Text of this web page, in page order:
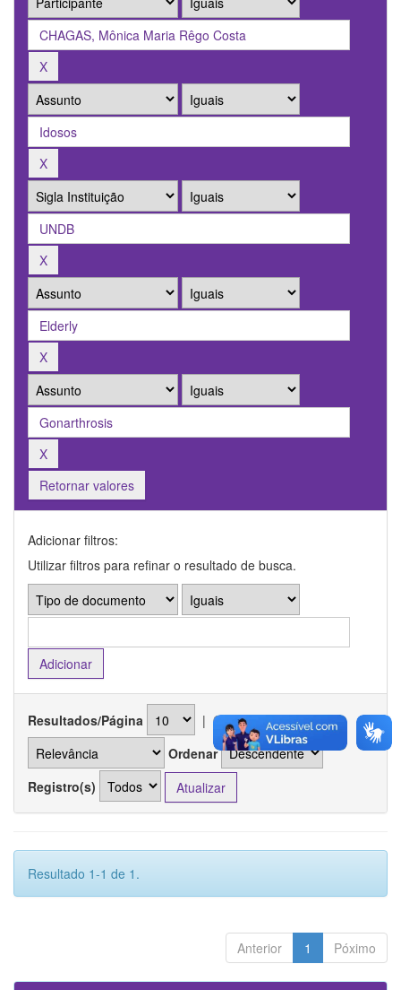
Retornar valores
Adicionar filtros:
Utilizar filtros para refinar o resultado de busca.
Resultados/Página | Ordenar registros por
Ordenar
Registro(s)
Resultado 1-1 de 1.
Anterior 1 Póximo